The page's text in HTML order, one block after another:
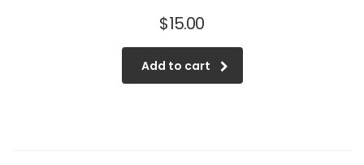
$15.00
Add to cart